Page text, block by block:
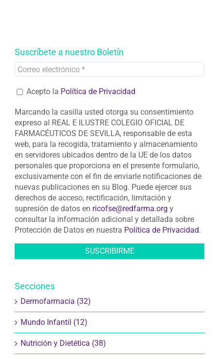
Suscríbete a nuestro Boletín
Acepto la Política de Privacidad
Marcando la casilla usted otorga su consentimiento
expreso al REAL E ILUSTRE COLEGIO OFICIAL DE
FARMACÉUTICOS DE SEVILLA, responsable de esta
web, para la recogida, tratamiento y almacenamiento
en servidores ubicados dentro de la UE de los datos
personales que proporciona en el presente formulario,
exclusivamente con el fin de enviarle notificaciones de
nuevas publicaciones en su Blog. Puede ejercer sus
derechos de acceso, rectificación, limitación y
supresión de datos en ricofse@redfarma.org y
consultar la información adicional y detallada sobre
Protección de Datos en nuestra Política de Privacidad.
Secciones
Dermofarmacia (32)
Mundo Infantil (12)
Nutrición y Dietética (38)